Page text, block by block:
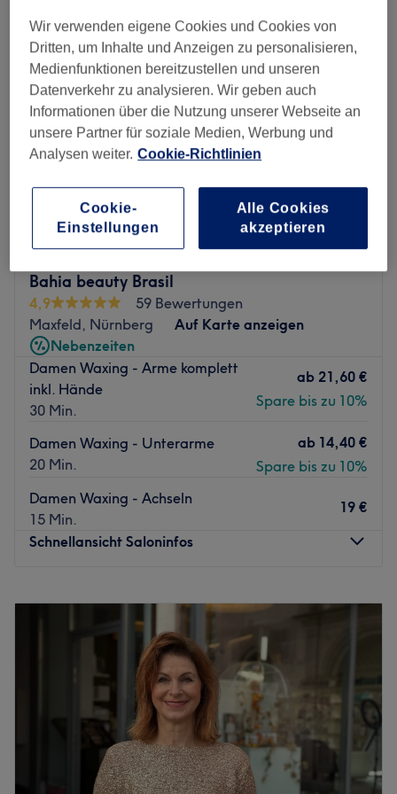
Bahia beauty Brasil
4,9
59 Bewertungen
Maxfeld, Nürnberg
Auf Karte anzeigen
Nebenzeiten
Damen Waxing - Arme komplett
inkl. Hände
30 Min.
ab 21,60 €
Spare bis zu 10%
Damen Waxing - Unterarme
20 Min.
ab 14,40 €
Spare bis zu 10%
Damen Waxing - Achseln
15 Min.
19 €
Schnellansicht Saloninfos
10:00
18:00
Mittwoch
10:00
Donnerstag
10:00
10:00
08:00
15:30
Sonntag
Geschlossen
Bist du lästige Stoppeln und das ständige Rasieren leid?
Dann besuche das Studio Bahia beauty Brasil in
Wir verwenden eigene Cookies und Cookies von
Dritten, um Inhalte und Anzeigen zu personalisieren,
Medienfunktionen bereitzustellen und unseren
Datenverkehr zu analysieren. Wir geben auch
Informationen über die Nutzung unserer Webseite an
unsere Partner für soziale Medien, Werbung und
Analysen weiter. Cookie-Richtlinien
Cookie-
Einstellungen
Alle Cookies
akzeptieren